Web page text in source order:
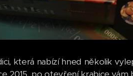
která nabízí hned několik
2015, po otevření krabice vám